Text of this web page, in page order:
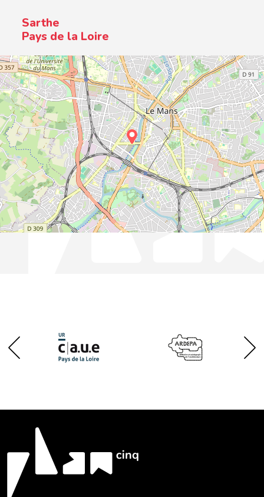
Sarthe
Pays de la Loire
+
−
Leaflet|Contibuteurs OpenStreetMap